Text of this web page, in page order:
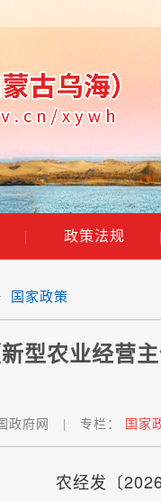
| 政策法规
国家政策
型农业经营
政府网 专栏： 国家
农经发〔